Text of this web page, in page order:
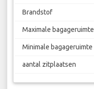
Brandstof
Maximale bagageruimte
Minimale bagageruimte
aantal zitplaatsen